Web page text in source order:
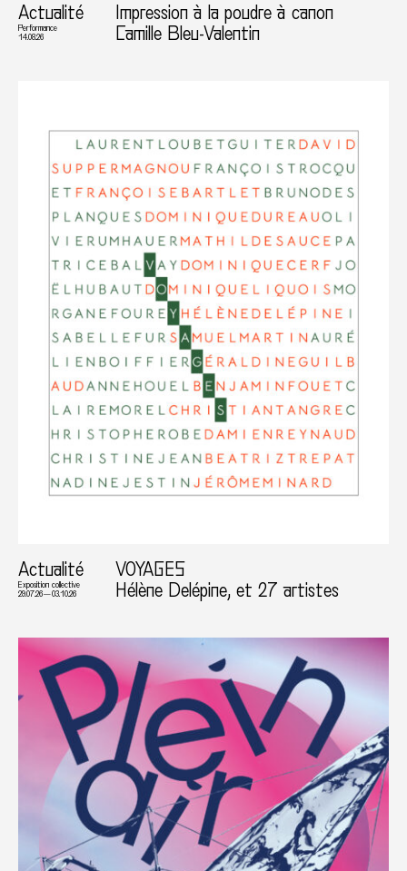
Actualité
Performance
14.08.26
Impression à la poudre à canon
Camille Bleu-Valentin
Actualité
Exposition collective
29.07.26 — 03.10.26
VOYAGES
Hélène Delépine, et 27 artistes